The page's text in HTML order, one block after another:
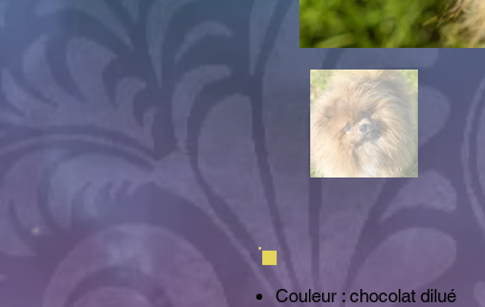
Couleur : chocolat dilué